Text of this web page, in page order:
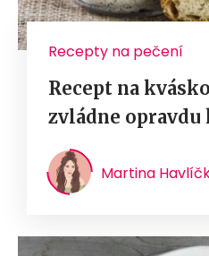
Recepty na pečení
Recept na
zvládne opravdu
Martina